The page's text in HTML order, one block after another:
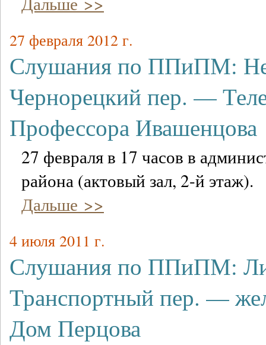
27 февраля 2012 г.
Слушания по ППиПМ:
Чернорецкий пер. —
Профессора Ивашенцова
27 февраля в 17 часов в
района (актовый зал, 2-й этаж).
Дальше >>
4 июля 2011 г.
Слушания по ППиПМ:
Транспортный пер. —
Дом Перцова